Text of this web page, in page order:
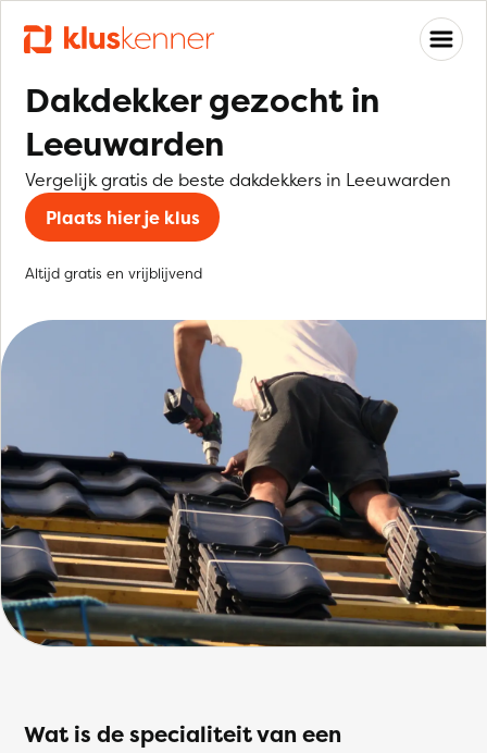
Dakdekker gezocht in
Leeuwarden
Vergelijk gratis de beste dakdekkers in Leeuwarden
Plaats hier je klus
Altijd gratis en vrijblijvend
Wat is de specialiteit van een